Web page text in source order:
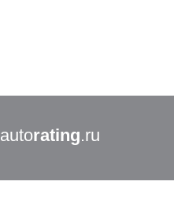
autorating.ru